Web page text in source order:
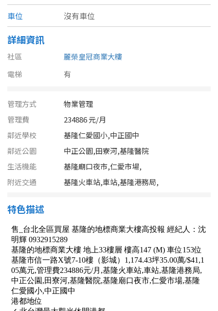
苗栗縣
台中市
彰化縣
南投縣
嘉義市
嘉義縣
台南市
高雄市
屏東縣
台東縣
花蓮縣
金門連江
農舍 辦公 店面 工廠
20~30 坪
40~50 坪 50~60 坪
80坪以上
樓層
不拘
地下室
1樓
車位
沒有車位
詳細資訊
社區
麗榮皇冠商業大樓
電梯
有
管理方式
物業管理
管理費
234886 元/月
鄰近學校
基隆仁愛國小,中正國中
鄰近公園
中正公園,田寮河,基隆醫院
生活機能
基隆廟口夜市,仁愛市場,
附近交通
基隆火車站,車站,基隆港務局,
特色描述